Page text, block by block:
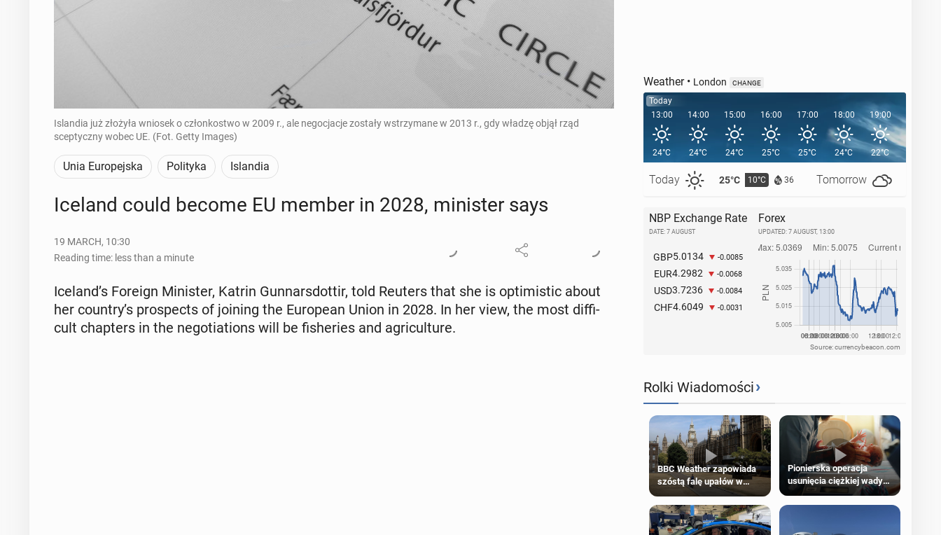
Islandia już złożyła wniosek o członkostwo w 2009 r., ale negocjacje zostały wstrzymane w 2013 r., gdy władzę objął rząd
sceptyczny wobec UE. (Fot. Getty Images)
Unia Europejska Polityka Islandia
Iceland could become EU member in 2028, min­is­ter says
19 MARCH, 10:30
Reading time: less than a minute
Iceland’s Foreign Min­is­ter, Katrin Gun­nars­dot­tir, told Reuters that she is op­ti­mistic about
her country’s prospects of joining the Eu­ro­pean Union in 2028. In her view, the most dif­fi­
cult chap­ters in the ne­go­ti­a­tions will be fish­eries and agri­cul­ture.
Weather• London CHANGE
Today
13:00
24°C
Today 25°C 10°C 36 Tomorrow
14:00
24°C
15:00
24°C
16:00
25°C
17:00
25°C
18:00
24°C
19:00
22°C
20:00
NBP Exchange Rate
DATE: 7 AUGUST
GBP5.0134 -0.0085
EUR4.2982 -0.0068
USD3.7236 -0.0084
CHF4.6049 -0.0031
Forex
UPDATED: 7 AUGUST, 13:00
Source: currencybeacon.com
Rolki Wiadomości›
BBC Weather zapowiada
szóstą falę upałów w
Pionierska operacja
usunięcia ciężkiej wady
wrodzonej płodu w łonie
matki